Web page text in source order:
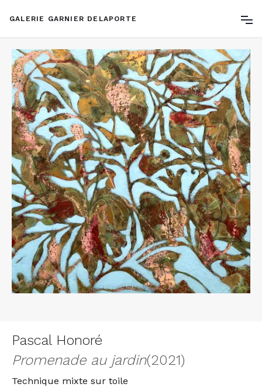
GALERIE GARNIER DELAPORTE
Pascal Honoré
Promenade au jardin(2021)
Technique mixte sur toile